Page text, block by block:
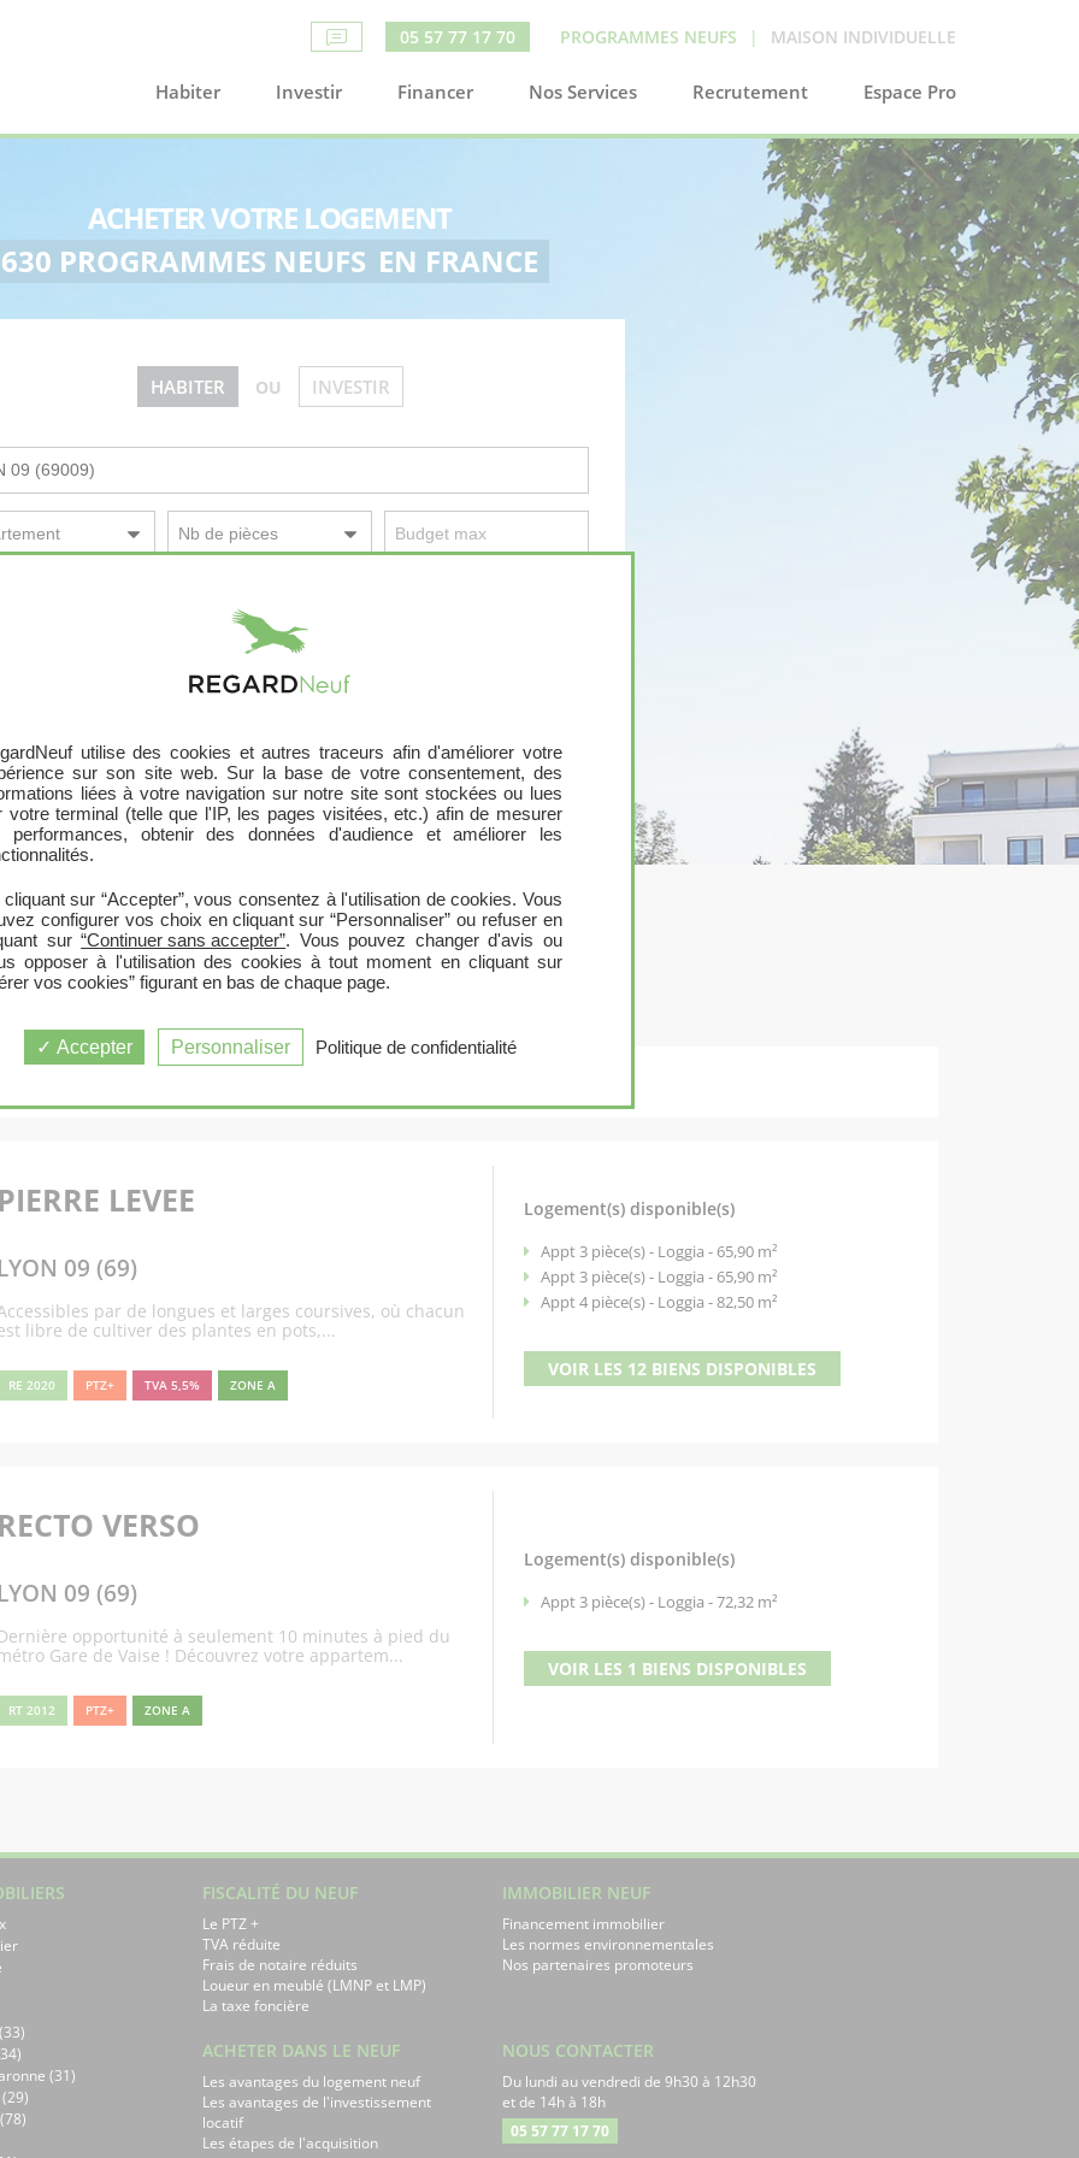
05 57 77 17 70 PROGRAMMES NEUFS | MAISON INDIVIDUELLE
Habiter Investir Financer Nos Services Recrutement Espace Pro
ACHETER VOTRE LOGEMENT
630 PROGRAMMES NEUFS EN FRANCE
HABITER OU INVESTIR
Recherche par département Recherche par programme
09 (69009)
PIERRE LEVEE
LYON 09 (69)
par de longues et larges coursives, où chacun
libre de cultiver des plantes en pots,...
RE 2020 PTZ+ TVA 5,5% ZONE A
Logement(s) disponible(s)
Appt 3 pièce(s) - Loggia - 65,90 m²
Appt 3 pièce(s) - Loggia - 65,90 m²
Appt 4 pièce(s) - Loggia - 82,50 m²
VOIR LES 12 BIENS DISPONIBLES
RECTO VERSO
LYON 09 (69)
opportunité à seulement 10 minutes à pied du
Gare de Vaise ! Découvrez votre appartem...
RT 2012 PTZ+ ZONE A
Logement(s) disponible(s)
Appt 3 pièce(s) - Loggia - 72,32 m²
VOIR LES 1 BIENS DISPONIBLES
(31)
FISCALITÉ DU NEUF
Le PTZ +
TVA réduite
Frais de notaire réduits
Loueur en meublé (LMNP et LMP)
La taxe foncière
IMMOBILIER NEUF
Financement immobilier
Les normes environnementales
Nos partenaires promoteurs
ACHETER DANS LE NEUF
Les avantages du logement neuf
Les avantages de l'investissement
locatif
Les étapes de l'acquisition
NOUS CONTACTER
Du lundi au vendredi de 9h30 à 12h30
et de 14h à 18h
05 57 77 17 70
utilise des cookies et autres traceurs afin d'améliorer votre
sur son site web. Sur la base de votre consentement, des
liées à votre navigation sur notre site sont stockées ou lues
votre terminal (telle que l'IP, les pages visitées, etc.) afin de mesurer
performances, obtenir des données d'audience et améliorer les
cliquant sur “Accepter”, vous consentez à l'utilisation de cookies. Vous
configurer vos choix en cliquant sur “Personnaliser” ou refuser en
sur“Continuer sans accepter”. Vous pouvez changer d'avis ou
opposer à l'utilisation des cookies à tout moment en cliquant sur
vos cookies” figurant en bas de chaque page.
Accepter Personnaliser Politique de confidentialité